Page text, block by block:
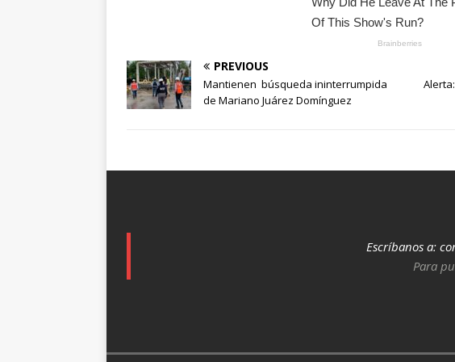
PREVIOUS
Mantienen búsqueda ininterrumpida
de Mariano Juárez Domínguez
Escríbanos a:
Para